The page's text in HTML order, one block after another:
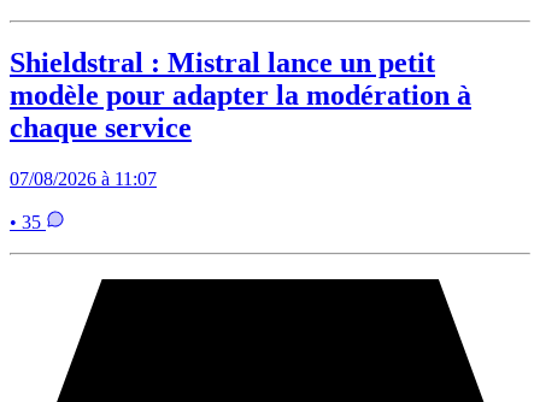
Shieldstral : Mistral lance un petit
modèle pour adapter la modération à
chaque service
07/08/2026 à 11:07
• 35